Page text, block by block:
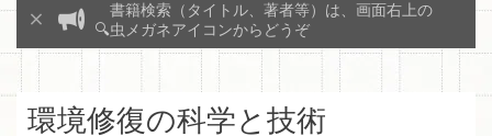
書籍検索（タイトル、著者等）は、画面右上の
🔍虫メガネアイコンからどうぞ
環境修復の科学と技術